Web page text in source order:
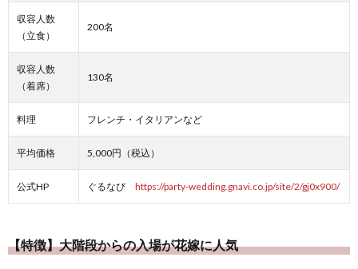
収容人数
（立食）
200名
収容人数
（着席）
130名
料理 フレンチ・イタリアンなど
平均価格 5,000円（税込）
公式HP ぐるなび https://party-wedding.gnavi.co.jp/site/2/gj0x900/
【特徴】大階段からの入場が花嫁に人気